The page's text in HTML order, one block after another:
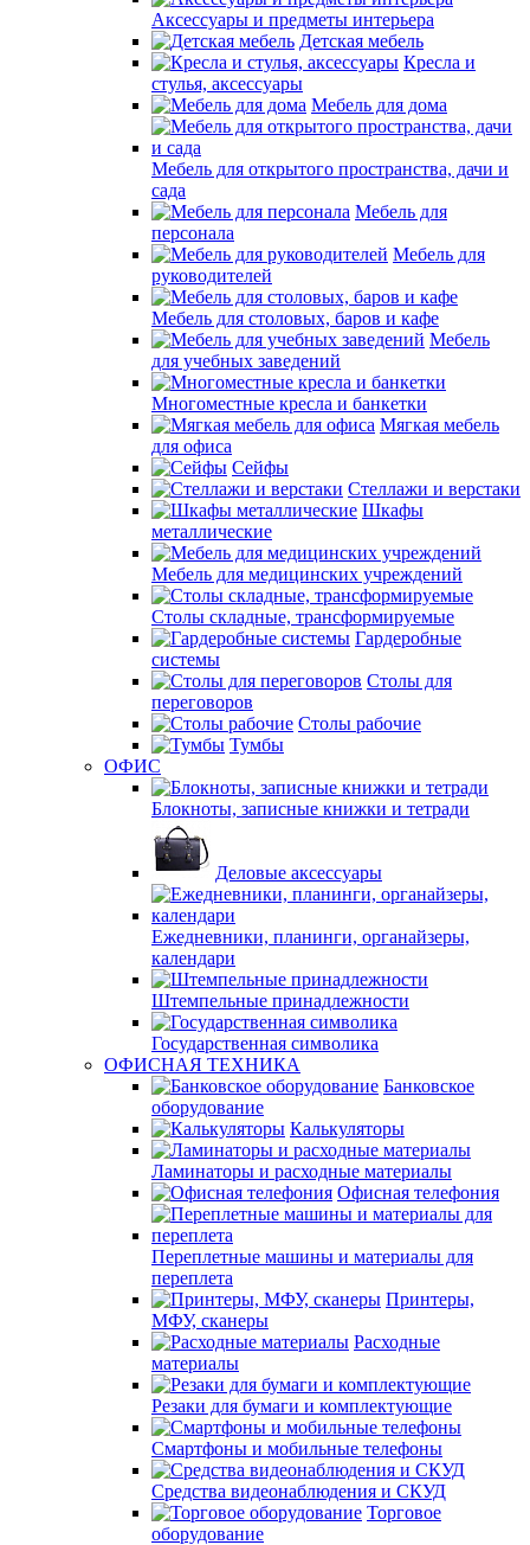
Аксессуары и предметы интерьера
Детская мебель
Кресла и
стулья, аксессуары
Мебель для дома
Мебель для открытого пространства, дачи и
сада
Мебель для
персонала
Мебель для
руководителей
Мебель для столовых, баров и кафе
Мебель
для учебных заведений
Многоместные кресла и банкетки
Мягкая мебель
для офиса
Сейфы
Стеллажи и верстаки
Шкафы
металлические
Мебель для медицинских учреждений
Столы складные, трансформируемые
Гардеробные
системы
Столы для
переговоров
Столы рабочие
Тумбы
ОФИС
Блокноты, записные книжки и тетради
Деловые аксессуары
Ежедневники, планинги, органайзеры,
календари
Штемпельные принадлежности
Государственная символика
ОФИСНАЯ ТЕХНИКА
Банковское
оборудование
Калькуляторы
Ламинаторы и расходные материалы
Офисная телефония
Переплетные машины и материалы для
переплета
Принтеры,
МФУ, сканеры
Расходные
материалы
Резаки для бумаги и комплектующие
Смартфоны и мобильные телефоны
Средства видеонаблюдения и СКУД
Торговое
оборудование